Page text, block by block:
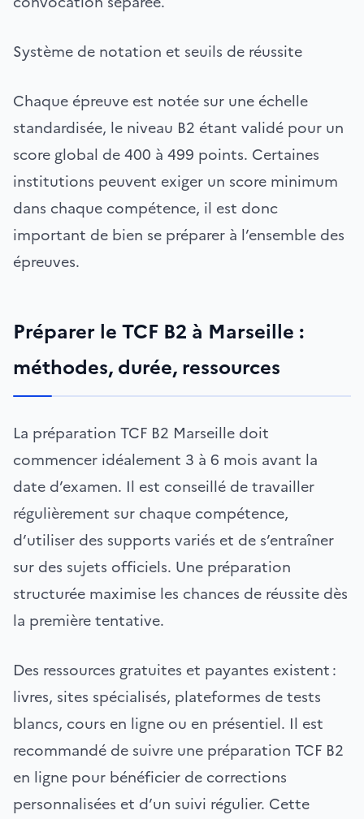
Système de notation et seuils de réussite
Chaque épreuve est notée sur une échelle
standardisée, le niveau B2 étant validé pour un
score global de 400 à 499 points. Certaines
institutions peuvent exiger un score minimum
dans chaque compétence, il est donc
important de bien se préparer à l’ensemble des
épreuves.
Préparer le TCF B2 à Marseille :
méthodes, durée, ressources
La préparation TCF B2 Marseille doit
commencer idéalement 3 à 6 mois avant la
date d’examen. Il est conseillé de travailler
régulièrement sur chaque compétence,
d’utiliser des supports variés et de s’entraîner
sur des sujets officiels. Une préparation
structurée maximise les chances de réussite dès
la première tentative.
Des ressources gratuites et payantes existent :
livres, sites spécialisés, plateformes de tests
blancs, cours en ligne ou en présentiel. Il est
recommandé de suivre une préparation TCF B2
en ligne pour bénéficier de corrections
personnalisées et d’un suivi régulier. Cette